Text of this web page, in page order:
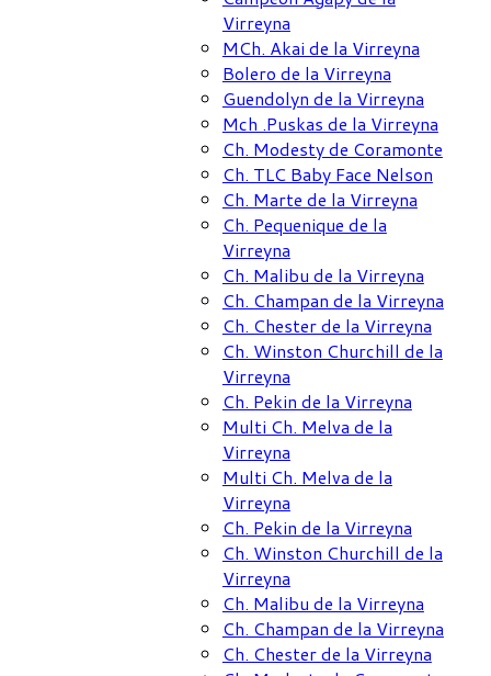
Virreyna
MCh. Akai de la Virreyna
Bolero de la Virreyna
Guendolyn de la Virreyna
Mch .Puskas de la Virreyna
Ch. Modesty de Coramonte
Ch. TLC Baby Face Nelson
Ch. Marte de la Virreyna
Ch. Pequenique de la
Virreyna
Ch. Malibu de la Virreyna
Ch. Champan de la Virreyna
Ch. Chester de la Virreyna
Ch. Winston Churchill de la
Virreyna
Ch. Pekin de la Virreyna
Multi Ch. Melva de la
Virreyna
Multi Ch. Melva de la
Virreyna
Ch. Pekin de la Virreyna
Ch. Winston Churchill de la
Virreyna
Ch. Malibu de la Virreyna
Ch. Champan de la Virreyna
Ch. Chester de la Virreyna